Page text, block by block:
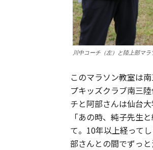
川中コーチ（左）と陸上部マ
このマラソン教室は
プキッズクラブ南三
チと阿部さんは仙台
「あの時、純子先生
て。10年以上経って
部さんとの間でずっ